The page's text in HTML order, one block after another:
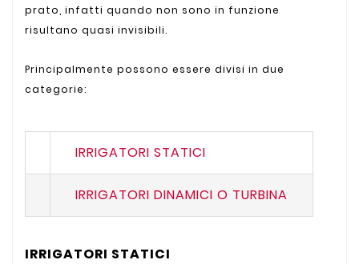
prato, infatti quando non sono in funzione
risultano quasi invisibili.
Principalmente possono essere divisi in due
categorie:
IRRIGATORI STATICI
IRRIGATORI DINAMICI O TURBINA
IRRIGATORI STATICI